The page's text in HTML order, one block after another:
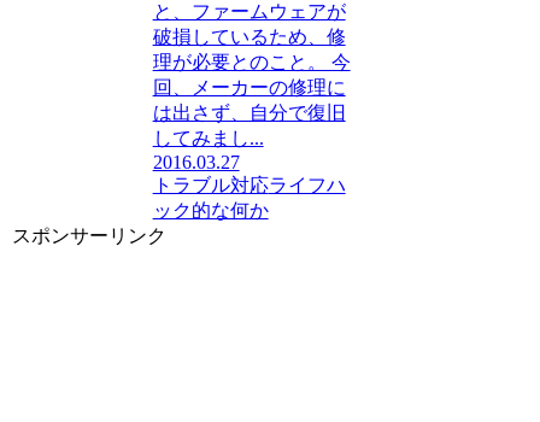
と、ファームウェアが
破損しているため、修
理が必要とのこと。 今
回、メーカーの修理に
は出さず、自分で復旧
してみまし...
2016.03.27
トラブル対応ライフハ
ック的な何か
スポンサーリンク